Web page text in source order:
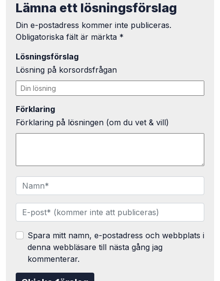
Lämna ett lösningsförslag
Din e-postadress kommer inte publiceras.
Obligatoriska fält är märkta *
Lösningsförslag
Lösning på korsordsfrågan
Förklaring
Förklaring på lösningen (om du vet & vill)
Spara mitt namn, e-postadress och webbplats i
denna webbläsare till nästa gång jag
kommenterar.